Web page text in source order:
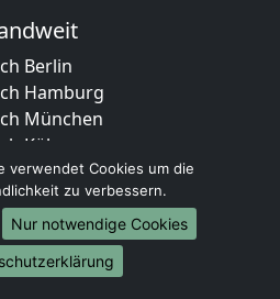
Berlin
Hamburg
München
Köln
Frankfurt am Main
Stuttgart
Düsseldorf
Leipzig
Dortmund
verwendet Cookies um die
zu verbessern.
Nur notwendige Cookies